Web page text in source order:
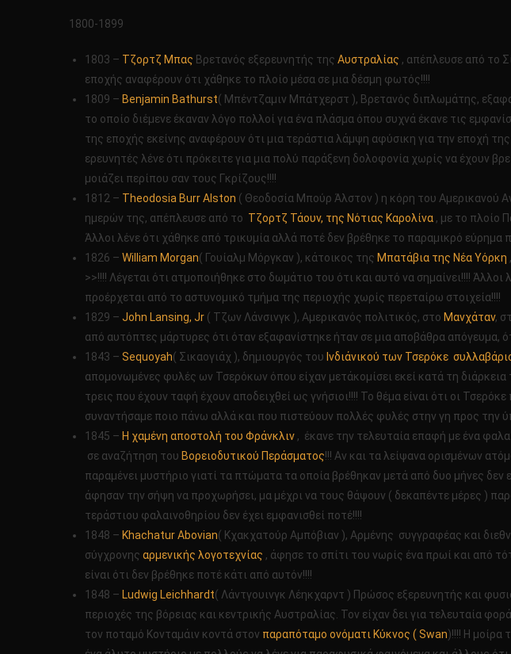
1800-1899
1803 – Τζορτζ Μπας Βρετανός εξερευνητής της Αυστραλίας , απέπλευσε από το
εποχής αναφέρουν ότι χάθηκε το πλοίο μέσα σε μια δέσμη φωτός!!!!
1809 – Benjamin Bathurst( Μπέντζαμιν Μπάτχερστ ), Βρετανός διπλωμάτης,
το οποίο διέμενε έκαναν λόγο πολλοί για ένα πλάσμα όπου συχνά έκανε τις
της εποχής εκείνης αναφέρουν ότι μια τεράστια λάμψη αφύσικη για την εποχή
ερευνητές λένε ότι πρόκειτε για μια πολύ παράξενη δολοφονία χωρίς να έχουν
μοιάζει περίπου σαν τους Γκρίζους!!!!
1812 – Theodosia Burr Alston ( Θεοδοσία Μπούρ Άλστον ) η κόρη του Αμερικανού
ημερών της, απέπλευσε από το Τζορτζ Τάουν, της Νότιας Καρολίνα , με το πλοίο
Άλλοι λένε ότι χάθηκε από τρικυμία αλλά ποτέ δεν βρέθηκε το παραμικρό εύρημα
1826 – William Morgan( Γουίαλμ Μόργκαν ), κάτοικος της Μπατάβια της Νέα Υόρκη
>>!!!! Λέγεται ότι ατμοποιήθηκε στο δωμάτιο του ότι και αυτό να σημαίνει!!!!
προέρχεται από το αστυνομικό τμήμα της περιοχής χωρίς περεταίρω στοιχεία!!!!
1829 – John Lansing, Jr ( Τζων Λάνσινγκ ), Αμερικανός πολιτικός, στο Μανχάταν,
από αυτόπτες μάρτυρες ότι όταν εξαφανίστηκε ήταν σε μια αποβάθρα απόγευμα,
1843 – Sequoyah( Σικαογιάχ ), δημιουργός του Ινδιάνικού των Τσερόκε
απομονωμένες φυλές ων Τσερόκων όπου είχαν μετάκομίσει εκεί κατά τη διάρκεια
τρεις που έχουν ταφή έχουν αποδειχθεί ως γνήσιοι!!!! Το θέμα είναι ότι οι
συναντήσαμε ποιο πάνω αλλά και που πιστεύουν πολλές φυλές στην γη προς την
1845 – Η χαμένη αποστολή του Φράνκλιν , έκανε την τελευταία επαφή με ένα
σε αναζήτηση του Βορειοδυτικού Περάσματος!!! Αν και τα λείψανα ορισμένων
παραμένει μυστήριο γιατί τα πτώματα τα οποία βρέθηκαν μετά από δυο μήνες δεν
άφησαν την σήψη να προχωρήσει, μα μέχρι να τους θάψουν ( δεκαπέντε μέρες )
τεράστιου φαλαινοθηρίου δεν έχει εμφανισθεί ποτέ!!!!
1848 – Khachatur Abovian( Κχακχατούρ Αμπόβιαν ), Αρμένης συγγραφέας και
σύγχρονης αρμενικής λογοτεχνίας , άφησε το σπίτι του νωρίς ένα πρωί και από
είναι ότι δεν βρέθηκε ποτέ κάτι από αυτόν!!!!
1848 – Ludwig Leichhardt( Λάντγουινγκ Λέηκχαρντ ) Πρώσος εξερευνητής και
περιοχές της βόρειας και κεντρικής Αυστραλίας. Τον είχαν δει για τελευταία
τον ποταμό Κονταμάιν κοντά στον παραπόταμο ονόματι Κύκνος ( Swan)!!!! Η μοίρα